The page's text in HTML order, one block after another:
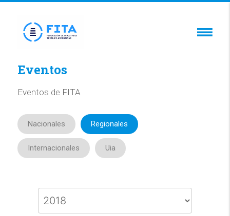
Eventos
Eventos de FITA
Nacionales Regionales
Internacionales Uia